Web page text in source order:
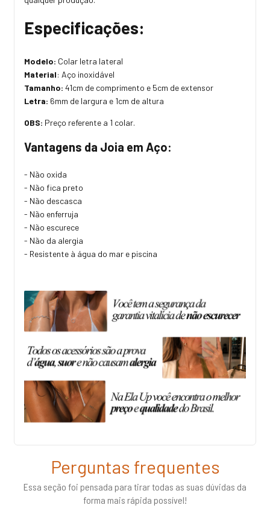
Especificações:
Modelo: Colar letra lateral
Material: Aço inoxidável
Tamanho: 41cm de comprimento e 5cm de extensor
Letra: 6mm de largura e 1cm de altura
OBS: Preço referente a 1 colar.
Vantagens da Joia em Aço:
- Não oxida
- Não fica preto
- Não descasca
- Não enferruja
- Não escurece
- Não da alergia
- Resistente à água do mar e piscina
Perguntas frequentes
Essa seção foi pensada para tirar todas as suas dúvidas da
forma mais rápida possível!